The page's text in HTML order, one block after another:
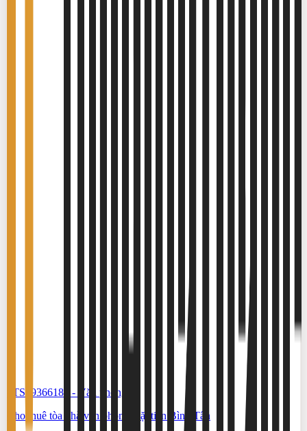
#TS19366183 -
Văn phòng
Cho thuê tòa nhà văn phòng mặt tiền Bình Tân